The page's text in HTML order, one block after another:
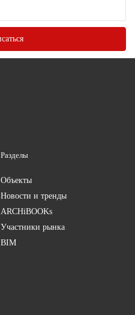
Разделы
Объекты
Новости и тренды
ARCHiBOOKs
Участники рынка
BIM